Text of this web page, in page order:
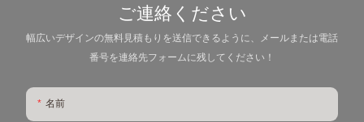
ご連絡ください
幅広いデザインの無料見積もりを送信できるように、メールまたは電話
番号を連絡先フォームに残してください！
名前